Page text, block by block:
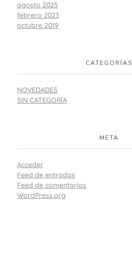
agosto 2025
febrero 2023
octubre 2019
CATEGORÍAS
NOVEDADES
SIN CATEGORÍA
META
Acceder
Feed de entradas
Feed de comentarios
WordPress.org